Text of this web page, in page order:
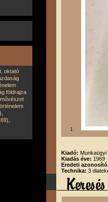
oktató
földrajza
,
,
1
Kiadó: Munkaügyi
Kiadás éve: 1969
Eredeti
Technika: 3